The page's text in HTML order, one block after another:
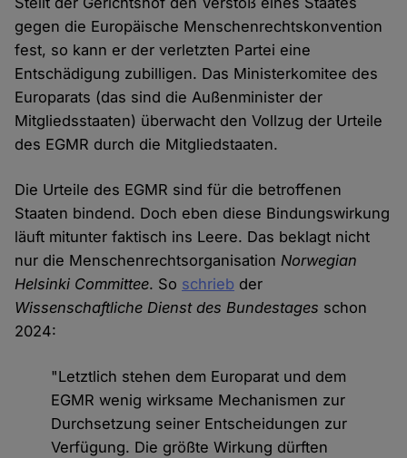
gegen die Europäische Menschenrechtskonvention
fest, so kann er der verletzten Partei eine
Entschädigung zubilligen. Das Ministerkomitee des
Europarats (das sind die Außenminister der
Mitgliedsstaaten) überwacht den Vollzug der Urteile
des EGMR durch die Mitgliedstaaten.
Die Urteile des EGMR sind für die betroffenen
Staaten bindend. Doch eben diese Bindungswirkung
läuft mitunter faktisch ins Leere. Das beklagt nicht
nur die MenschenrechtsorganisationNorwegian
Helsinki Committee. So schrieb der
Wissenschaftliche Dienst des Bundestages schon
2024:
"Letztlich stehen dem Europarat und dem
EGMR wenig wirksame Mechanismen zur
Durchsetzung seiner Entscheidungen zur
Verfügung. Die größte Wirkung dürften